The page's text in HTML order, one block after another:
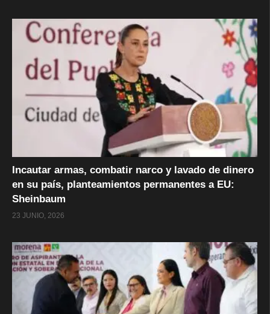
Incautar armas, combatir narco y lavado de dinero
en su país, planteamientos permanentes a EU:
Sheinbaum
23 JUNIO, 2026